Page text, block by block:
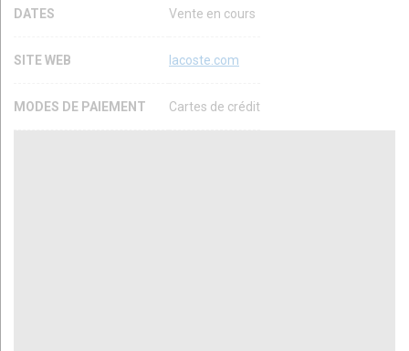
DATES Vente en cours
SITE WEB lacoste.com
MODES DE PAIEMENT Cartes de crédit